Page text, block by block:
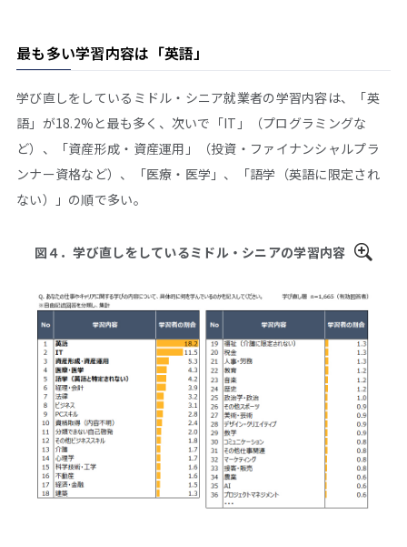
最も多い学習内容は「英語」
学び直しをしているミドル・シニア就業者の学習内容は、「英
語」が18.2%と最も多く、次いで「IT」（プログラミングな
ど）、「資産形成・資産運用」（投資・ファイナンシャルプラ
ンナー資格など）、「医療・医学」、「語学（英語に限定され
ない）」の順で多い。
図４．学び直しをしているミドル・シニアの学習内容